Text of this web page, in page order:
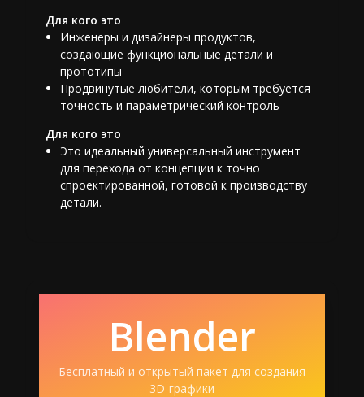
Для кого это
Инженеры и дизайнеры продуктов,
создающие функциональные детали и
прототипы
Продвинутые любители, которым требуется
точность и параметрический контроль
Для кого это
Это идеальный универсальный инструмент
для перехода от концепции к точно
спроектированной, готовой к производству
детали.
Blender
Бесплатный и открытый пакет для создания
3D-графики